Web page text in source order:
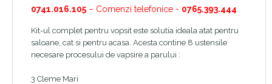
0741.016.105 – Comenzi telefonice - 0765.393.444
Kit-ul complet pentru vopsit este solutia ideala atat pentru
saloane, cat si pentru acasa. Acesta contine 8 ustensile
necesare procesului de vapsire a parului :
3 Cleme Mari